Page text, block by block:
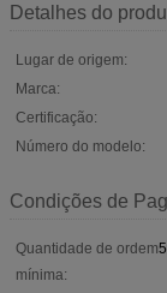
Detalhes do
Lugar de origem:
Marca:
Certificação:
Número do modelo:
Condições de
Quantidade de ordem
mínima: